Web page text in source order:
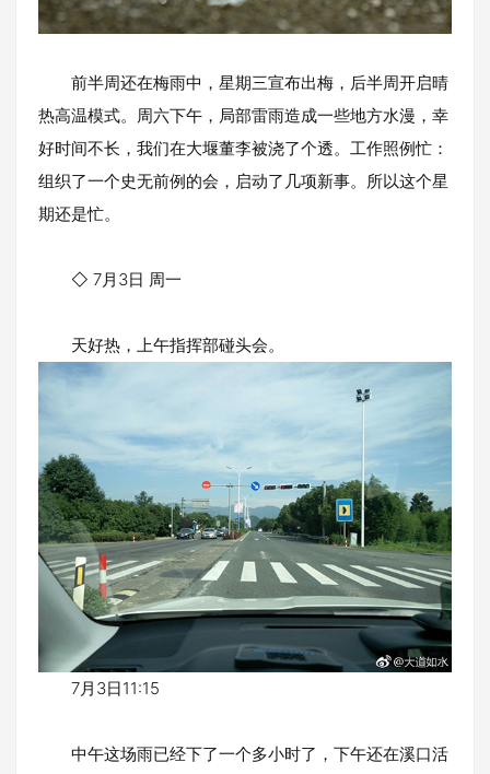
前半周还在梅雨中，星期三宣布出梅，后半周开启晴
热高温模式。周六下午，局部雷雨造成一些地方水漫，幸
好时间不长，我们在大堰董李被浇了个透。工作照例忙：
组织了一个史无前例的会，启动了几项新事。所以这个星
期还是忙。
◇ 7月3日 周一
天好热，上午指挥部碰头会。
7月3日11:15
中午这场雨已经下了一个多小时了，下午还在溪口活